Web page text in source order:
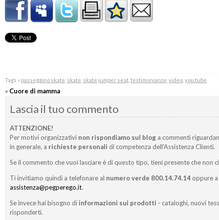
Tags » passeggino skate skate skate jumper seat, testimonianze video, you tube
« Cuore di mamma
Lascia il tuo commento
ATTENZIONE!
Per motivi organizzativi non rispondiamo sul bloga commenti
in generale, a richieste personali di competenza dell'Assistenza Clienti.
Se il commento che vuoi lasciare è di questo tipo, tieni presente che non
Ti invitiamo quindi a telefonare al numero verde 800.14.74.14oppure a
assistenza@pegperego.it.
Se invece hai bisogno di informazioni sui prodotti - cataloghi, nuovi
risponderti.